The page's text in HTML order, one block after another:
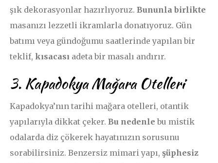
şık dekorasyonlar hazırlıyoruz. Bununla birlikte
masanızı lezzetli ikramlarla donatıyoruz. Gün
batımı veya gündoğumu saatlerinde yapılan bir
teklif, kısacası adeta bir masalı andırır.
3. Kapadokya Mağara Otelleri
Kapadokya’nın tarihi mağara otelleri, otantik
yapılarıyla dikkat çeker. Bu nedenle bu mistik
odalarda diz çökerek hayatınızın sorusunu
sorabilirsiniz. Benzersiz mimari yapı, şüphesiz